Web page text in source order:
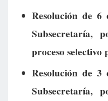
Resolución de
Subsecretaría,
proceso selectivo
Resolución de
Subsecretaría,